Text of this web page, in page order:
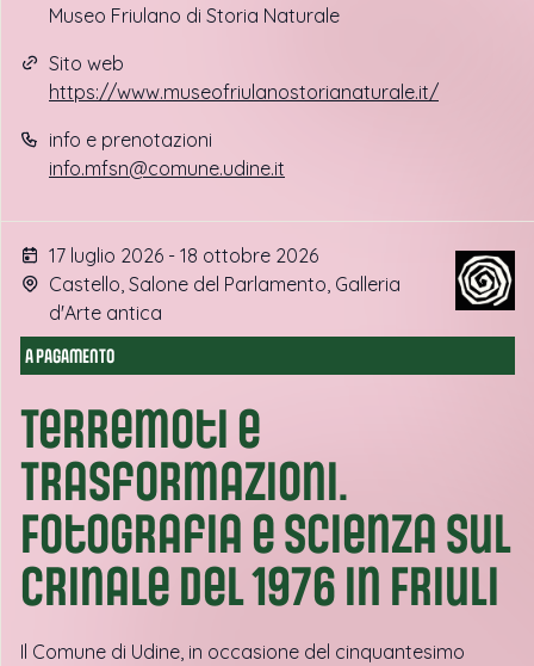
Museo Friulano di Storia Naturale
Sito web
https://www.museofriulanostorianaturale.it/
info e prenotazioni
info.mfsn@comune.udine.it
17 luglio 2026 - 18 ottobre 2026
Castello, Salone del Parlamento, Galleria
d'Arte antica
A PAGAMENTO
Terremoti e
Trasformazioni.
Fotografia e scienza sul
crinale del 1976 in Friuli
Il Comune di Udine, in occasione del cinquantesimo